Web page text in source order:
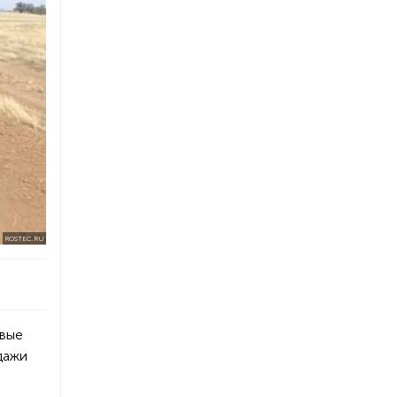
ROSTEC.RU